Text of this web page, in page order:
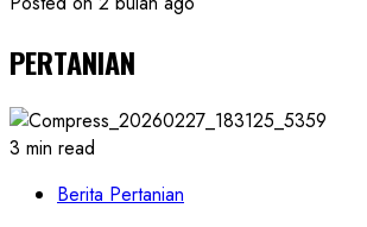
PERTANIAN
3 min read
Berita Pertanian